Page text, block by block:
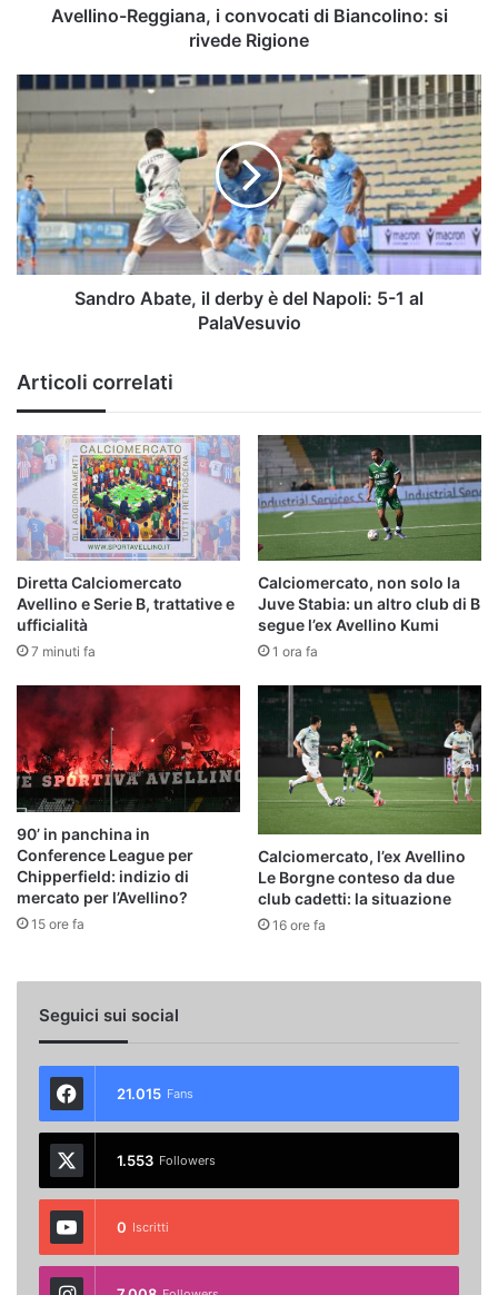
Avellino-Reggiana, i convocati di Biancolino: si
rivede Rigione
Sandro
Abate,
il
derby
è
del
Napoli:
5-
1
Sandro Abate, il derby è del Napoli: 5-1 al
PalaVesuvio
Articoli correlati
Diretta Calciomercato
Avellino e Serie B, trattative e
ufficialità
7 minuti fa
Calciomercato, non solo la
Juve Stabia: un altro club di B
segue l’ex Avellino Kumi
1 ora fa
90’ in panchina in
Conference League per
Chipperfield: indizio di
mercato per l’Avellino?
15 ore fa
Calciomercato, l’ex Avellino
Le Borgne conteso da due
club cadetti: la situazione
16 ore fa
Seguici sui social
21.015 Fans
1.553 Followers
0 Iscritti